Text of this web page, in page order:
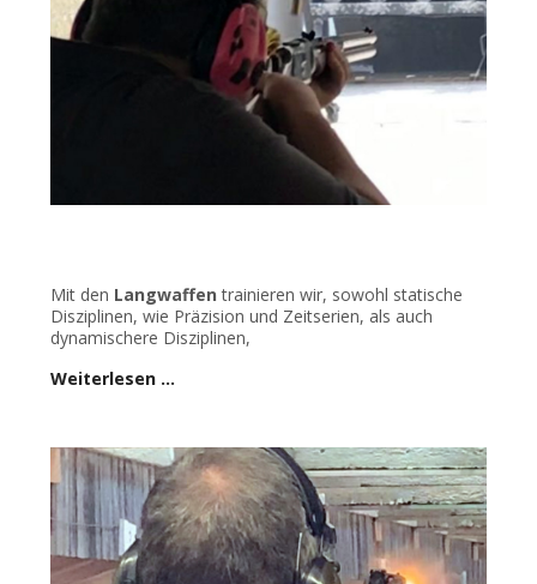
Mit den Langwaffen trainieren wir, sowohl statische
Disziplinen, wie Präzision und Zeitserien, als auch
dynamischere Disziplinen,
Weiterlesen …